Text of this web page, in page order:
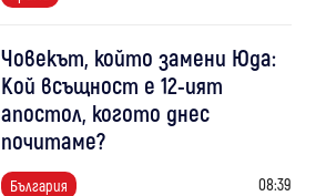
Човекът, който замени Юда:
Кой всъщност е 12-ият
апостол, когото днес
почитаме?
България 08:39